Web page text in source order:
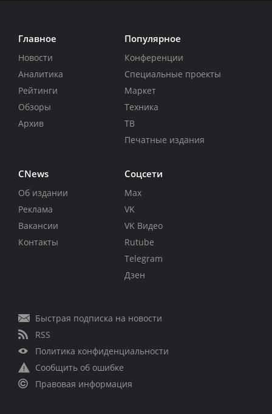
Главное
Новости
Аналитика
Рейтинги
Обзоры
Архив
Популярное
Конференции
Специальные проекты
Маркет
Техника
ТВ
Печатные издания
CNews
Об издании
Реклама
Вакансии
Контакты
Соцсети
Max
VK
VK Видео
Rutube
Telegram
Дзен
Быстрая подписка на новости
RSS
Политика конфиденциальности
Сообщить об ошибке
Правовая информация